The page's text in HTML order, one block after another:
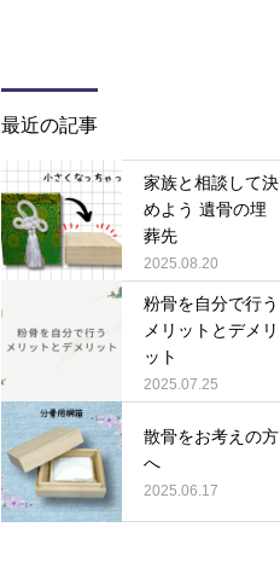
最近の記事
家族と相談して決
めよう 遺骨の埋
葬先
2025.08.20
粉骨を自分で行う
メリットとデメリ
ット
2025.07.25
散骨をお考えの方
へ
2025.06.17